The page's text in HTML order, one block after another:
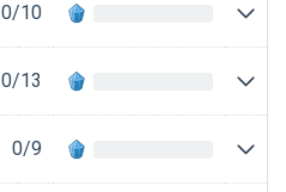
0/10
0/13
0/9